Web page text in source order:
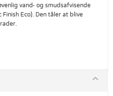
vand- og smudsafvisende
Eco). Den tåler at blive